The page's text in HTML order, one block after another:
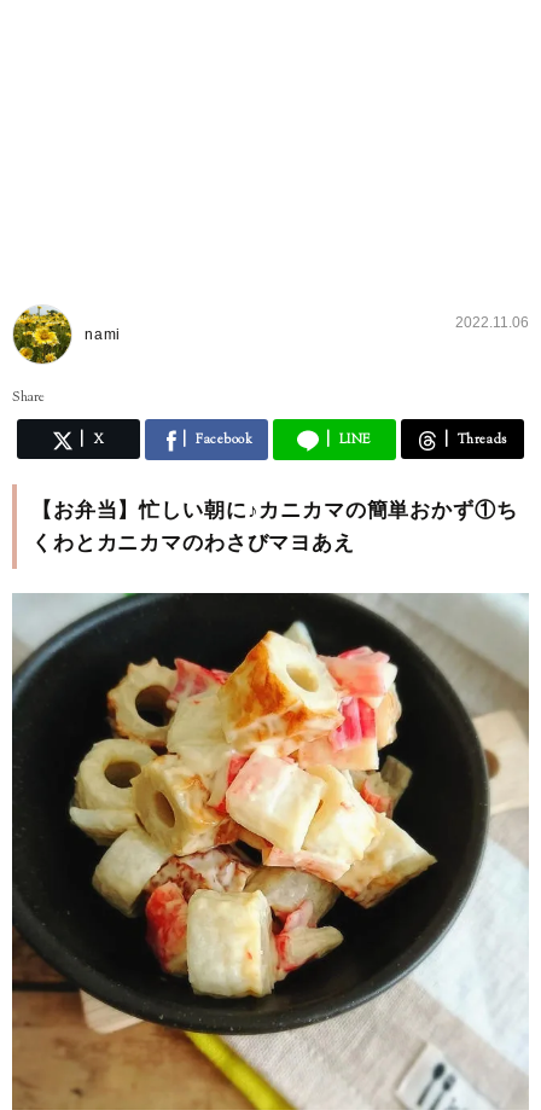
nami
2022.11.06
Share
X Facebook LINE Threads
【お弁当】忙しい朝に♪カニカマの簡単おかず①ち
くわとカニカマのわさびマヨあえ